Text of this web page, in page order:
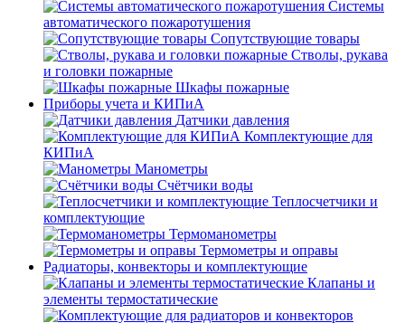
Системы
автоматического пожаротушения
Сопутствующие товары
Стволы, рукава
и головки пожарные
Шкафы пожарные
Приборы учета и КИПиА
Датчики давления
Комплектующие для
КИПиА
Манометры
Счётчики воды
Теплосчетчики и
комплектующие
Термоманометры
Термометры и оправы
Радиаторы, конвекторы и комплектующие
Клапаны и
элементы термостатические